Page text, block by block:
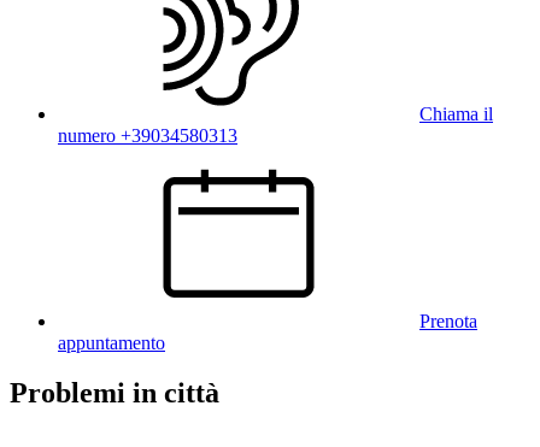
Chiama il
numero +39034580313
Prenota
appuntamento
Problemi in città